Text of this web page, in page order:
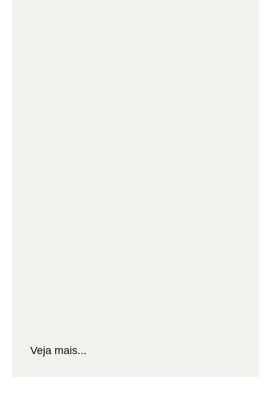
Veja mais...